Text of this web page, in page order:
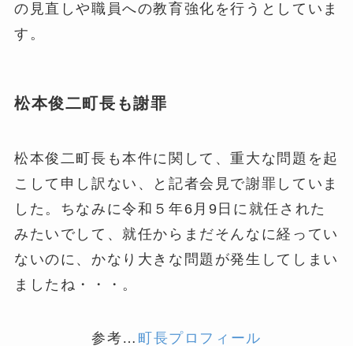
の見直しや職員への教育強化を行うとしていま
す。
松本俊二町長も謝罪
松本俊二町長も本件に関して、重大な問題を起
こして申し訳ない、と記者会見で謝罪していま
した。ちなみに令和５年6月9日に就任された
みたいでして、就任からまだそんなに経ってい
ないのに、かなり大きな問題が発生してしまい
ましたね・・・。
参考… 町長プロフィール